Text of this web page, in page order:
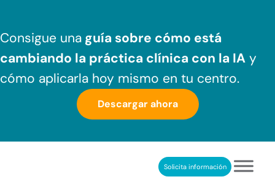
Consigue una guía sobre cómo está
cambiando la práctica clínica con la IA y
cómo aplicarla hoy mismo en tu centro.
Descargar ahora
REHABILITACIÓN COGNITIVA PROFESIONALSolicita información